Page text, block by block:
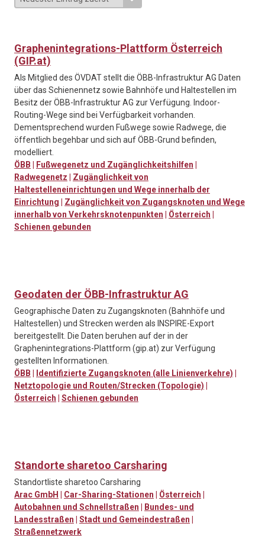
Graphenintegrations-Plattform Österreich
(GIP.at)
Als Mitglied des ÖVDAT stellt die ÖBB-Infrastruktur AG Daten
über das Schienennetz sowie Bahnhöfe und Haltestellen im
Besitz der ÖBB-Infrastruktur AG zur Verfügung. Indoor-
Routing-Wege sind bei Verfügbarkeit vorhanden.
Dementsprechend wurden Fußwege sowie Radwege, die
öffentlich begehbar und sich auf ÖBB-Grund befinden,
modelliert.
ÖBB
Fußwegenetz und Zugänglichkeitshilfen
Radwegenetz
Zugänglichkeit von
Haltestelleneinrichtungen und Wege innerhalb der
Einrichtung
Zugänglichkeit von Zugangsknoten und Wege
innerhalb von Verkehrsknotenpunkten
Österreich
Schienen gebunden
Geodaten der ÖBB-Infrastruktur AG
Geographische Daten zu Zugangsknoten (Bahnhöfe und
Haltestellen) und Strecken werden als INSPIRE-Export
bereitgestellt. Die Daten beruhen auf der in der
Graphenintegrations-Plattform (gip.at) zur Verfügung
gestellten Informationen.
ÖBB
Identifizierte Zugangsknoten (alle Linienverkehre)
Netztopologie und Routen/Strecken (Topologie)
Österreich
Schienen gebunden
Standorte sharetoo Carsharing
Standortliste sharetoo Carsharing
Arac GmbH
Car-Sharing-Stationen Österreich
Autobahnen und Schnellstraßen
Bundes- und
Landesstraßen
Stadt und Gemeindestraßen
Straßennetzwerk